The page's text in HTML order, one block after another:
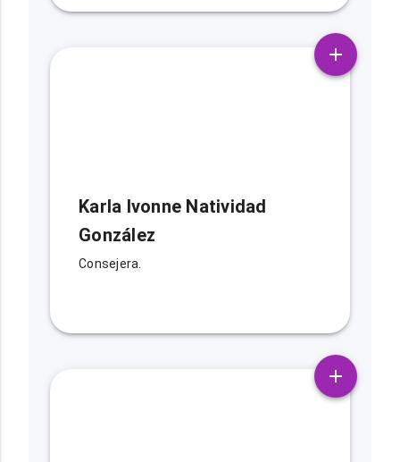
Karla Ivonne Natividad
González
Consejera.